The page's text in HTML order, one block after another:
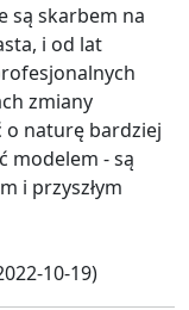
są skarbem na
i od lat
zmiany
o naturę bardziej
modelem - są
i przyszłym
10-19)